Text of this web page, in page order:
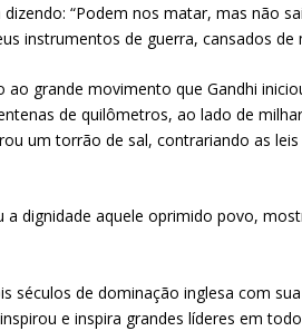
“Podem nos matar, mas não
instrumentos de guerra, cansados de
grande movimento que Gandhi
de quilômetros, ao lado de
um torrão de sal, contrariando as
a dignidade aquele oprimido povo,
séculos de dominação inglesa com
e inspira grandes líderes em